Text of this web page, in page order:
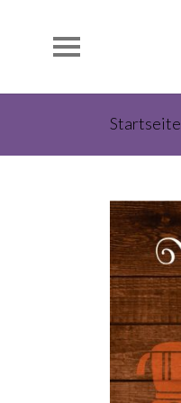
Startseite